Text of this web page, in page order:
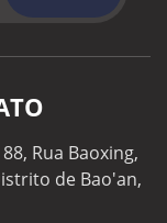
Rua Baoxing,
de Bao'an,